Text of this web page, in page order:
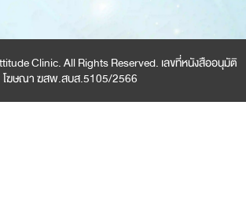
Clinic. All Rights Reserved. เลขที่หนังสืออนุมัติ
โฆษณา ฆสพ.สบส.5105/2566